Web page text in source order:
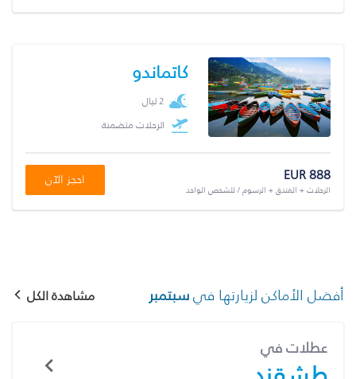
كاتماندو
2 ليال
الرحلات متضمنة
EUR 888
الرحلات + الفندق + الرسوم / للشخص الواحد
احجز الآن
أفضل الأماكن لزيارتها فيسبتمبر مشاهدة الكل
عطلات في